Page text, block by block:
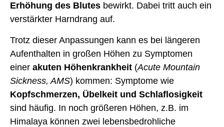
Erhöhung des Blutes bewirkt. Dabei tritt auch ein
verstärkter Harndrang auf.
Trotz dieser Anpassungen kann es bei längeren
Aufenthalten in großen Höhen zu Symptomen
einer akuten Höhenkrankheit (Acute Mountain
Sickness, AMS) kommen: Symptome wie
Kopfschmerzen, Übelkeit und Schlaflosigkeit
sind häufig. In noch größeren Höhen, z.B. im
Himalaya können zwei lebensbedrohliche